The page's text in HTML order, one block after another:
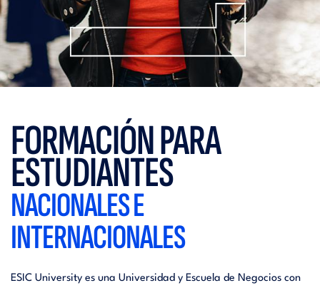
FORMACIÓN PARA
ESTUDIANTES
NACIONALES E
INTERNACIONALES
ESIC University es una Universidad y Escuela de Negocios con